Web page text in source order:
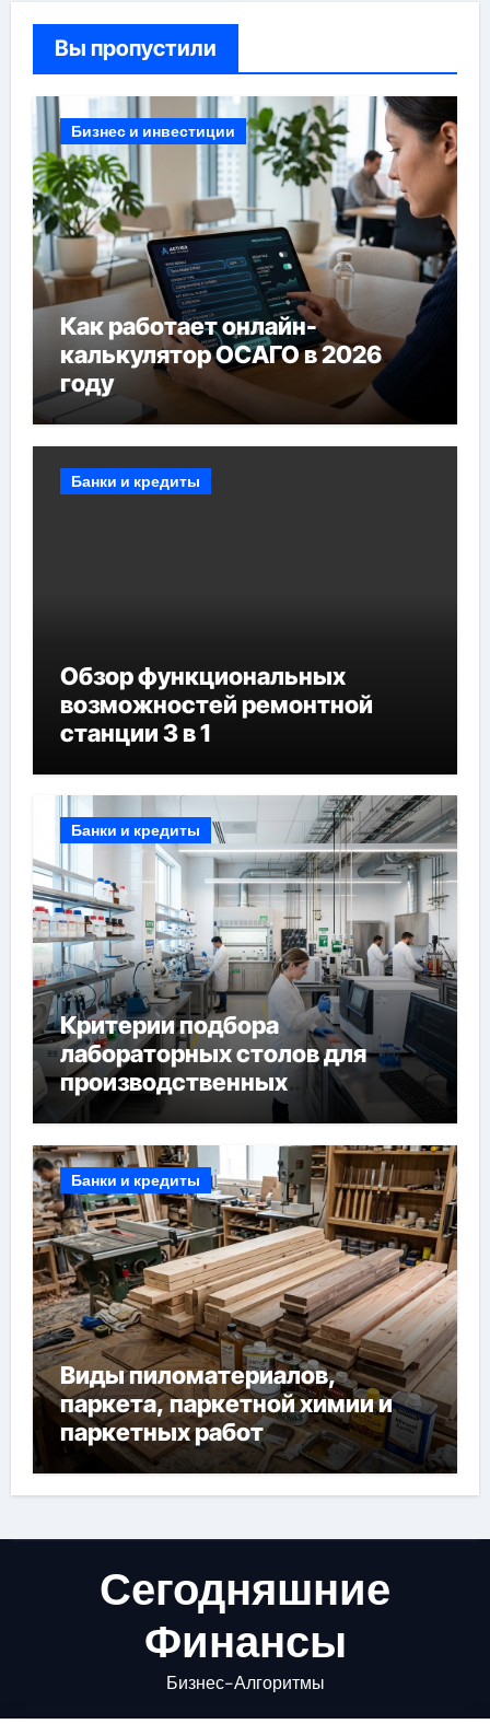
Вы пропустили
Бизнес и инвестиции
Как работает онлайн-
калькулятор ОСАГО в 2026
году
Банки и кредиты
Обзор функциональных
возможностей ремонтной
станции 3 в 1
Банки и кредиты
Критерии подбора
лабораторных столов для
производственных
лабораторий
Банки и кредиты
Виды пиломатериалов,
паркета, паркетной химии и
паркетных работ
Сегодняшние
Финансы
Бизнес-Алгоритмы